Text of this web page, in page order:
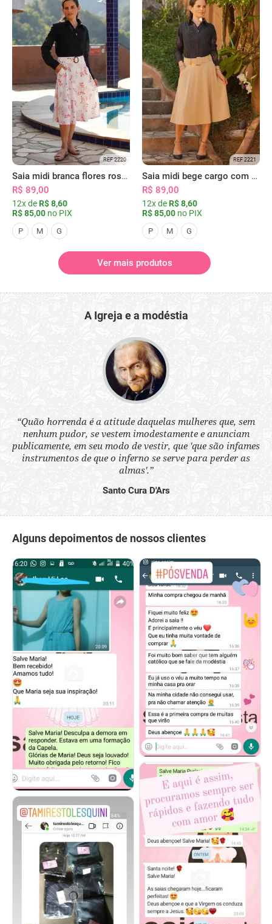
REF 2220
Saia midi branca flores rosas com bolsos
R$ 89,00
12x de R$ 8,60
R$ 85,00 no PIX
P M G
REF 2221
Saia midi bege cargo com bolsos
R$ 89,00
12x de R$ 8,60
R$ 85,00 no PIX
P M G
Ver mais produtos
A Igreja e a modéstia
“Quão horrenda é a atitude daquelas mulheres que, sem
nenhum pudor, se vestem imodestamente e anunciam
publicamente, em seu modo de vestir, que 'que são infames
instrumentos de que o inferno se serve para perder as
almas'.”
Santo Cura D'Ars
Alguns depoimentos de nossos clientes